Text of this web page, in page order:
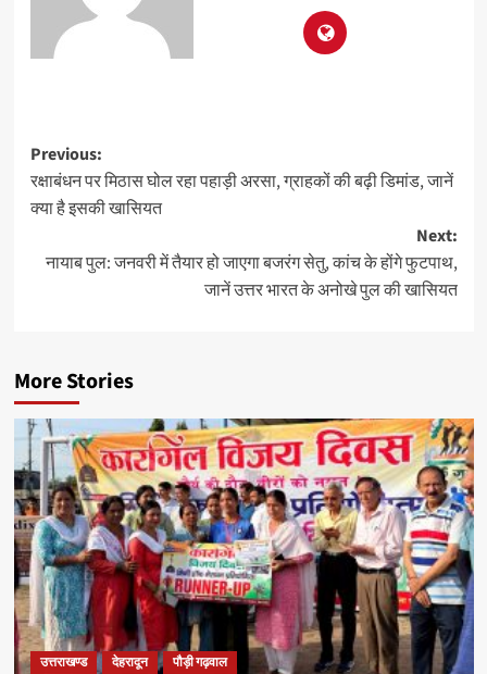
Previous:
रक्षाबंधन पर मिठास घोल रहा पहाड़ी अरसा, ग्राहकों की बढ़ी डिमांड, जानें
क्या है इसकी खासियत
Next:
नायाब पुल: जनवरी में तैयार हो जाएगा बजरंग सेतु, कांच के होंगे फुटपाथ,
जानें उत्तर भारत के अनोखे पुल की खासियत
More Stories
उत्तराखण्ड देहरादून पौड़ी गढ़वाल